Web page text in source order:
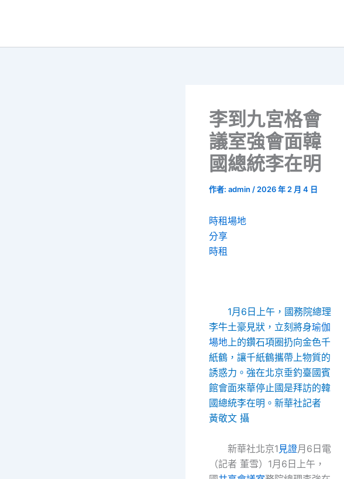
李到九宮格會
議室強會面韓
國總統李在明
作者: admin / 2026 年 2 月 4 日
時租場地
分享
時租
1月6日上午，國務院總理
李牛土豪見狀，立刻將身瑜伽
場地上的鑽石項圈扔向金色千
紙鶴，讓千紙鶴攜帶上物質的
誘惑力。強在北京垂釣臺國賓
館會面來華停止國是拜訪的韓
國總統李在明。新華社記者
黃敬文 攝
新華社北京1 見證月6日電
（記者 董雪）1月6日上午，